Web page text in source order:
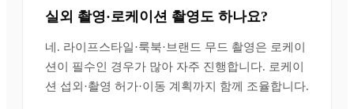
실외 촬영·로케이션 촬영도 하나요?
네. 라이프스타일·룩북·브랜드 무드 촬영은 로케이
션이 필수인 경우가 많아 자주 진행합니다. 로케이
션 섭외·촬영 허가·이동 계획까지 함께 조율합니다.